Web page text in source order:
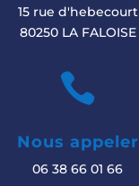
15 rue d'hebecourt
80250 LA FALOISE

Nous appeler
06 38 66 01 66